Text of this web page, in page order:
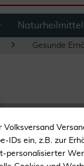
Gesunde
IDs ein, z.B. zur
personalisierter